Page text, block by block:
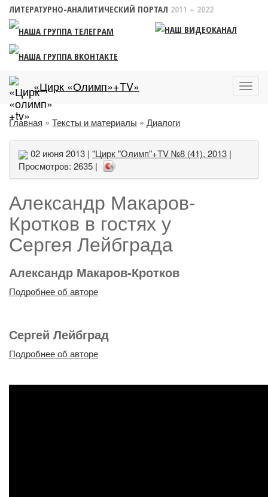
ЛИТЕРАТУРНО-АНАЛИТИЧЕСКИЙ ПОРТАЛ 2011 – 2022
меню
«Цирк «Олимп»+TV»
Главная » Тексты и материалы » Диалоги
02 июня 2013 | "Цирк "Олимп"+TV №8 (41), 2013 |
Просмотров: 2635 |
Александр Макаров-
Кротков в гостях у
Сергея Лейбграда
Александр Макаров-Кротков
Подробнее об авторе
Сергей Лейбград
Подробнее об авторе